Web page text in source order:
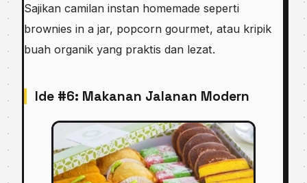
Sajikan camilan instan homemade seperti
brownies in a jar, popcorn gourmet, atau kripik
buah organik yang praktis dan lezat.
Ide #6: Makanan Jalanan Modern